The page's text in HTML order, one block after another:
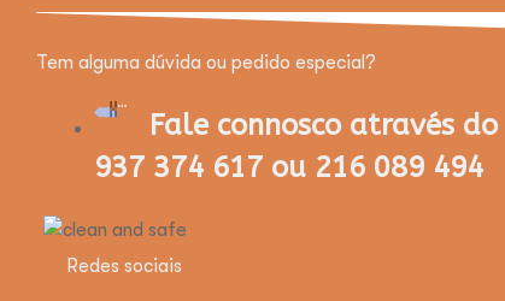
Tem alguma dúvida ou pedido especial?
Fale connosco através do
937 374 617 ou 216 089 494
Redes sociais